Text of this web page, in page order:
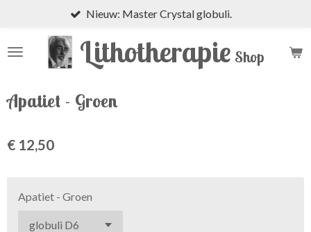
naar
Lithotherapie Shop
Nieuw: Master Crystal globuli.
Apatiet - Groen
€ 12,50
Apatiet - Groen